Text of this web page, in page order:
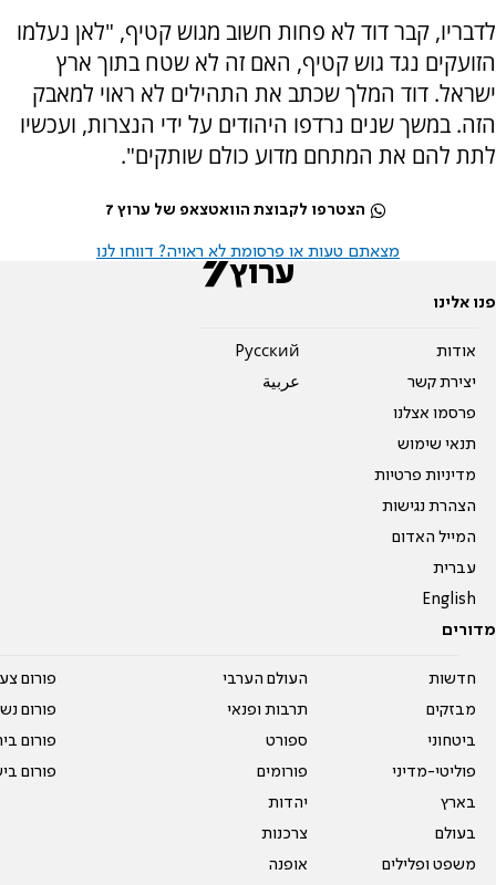
לדבריו, קבר דוד לא פחות חשוב מגוש קטיף, "לאן נעלמו
הזועקים נגד גוש קטיף, האם זה לא שטח בתוך ארץ
ישראל. דוד המלך שכתב את התהילים לא ראוי למאבק
הזה. במשך שנים נרדפו היהודים על ידי הנצרות, ועכשיו
לתת להם את המתחם מדוע כולם שותקים".
הצטרפו לקבוצת הוואטצאפ של ערוץ 7
מצאתם טעות או פרסומת לא ראויה? דווחו לנו
פנו אלינו
אודות
יצירת קשר
פרסמו אצלנו
תנאי שימוש
מדיניות פרטיות
הצהרת נגישות
המייל האדום
עברית
English
Pусский
عربية
מדורים
חדשות
מבזקים
ביטחוני
פוליטי-מדיני
בארץ
בעולם
משפט ופלילים
העולם הערבי
תרבות ופנאי
ספורט
פורומים
יהדות
צרכנות
אופנה
פורום
פורום
פורום
פורום